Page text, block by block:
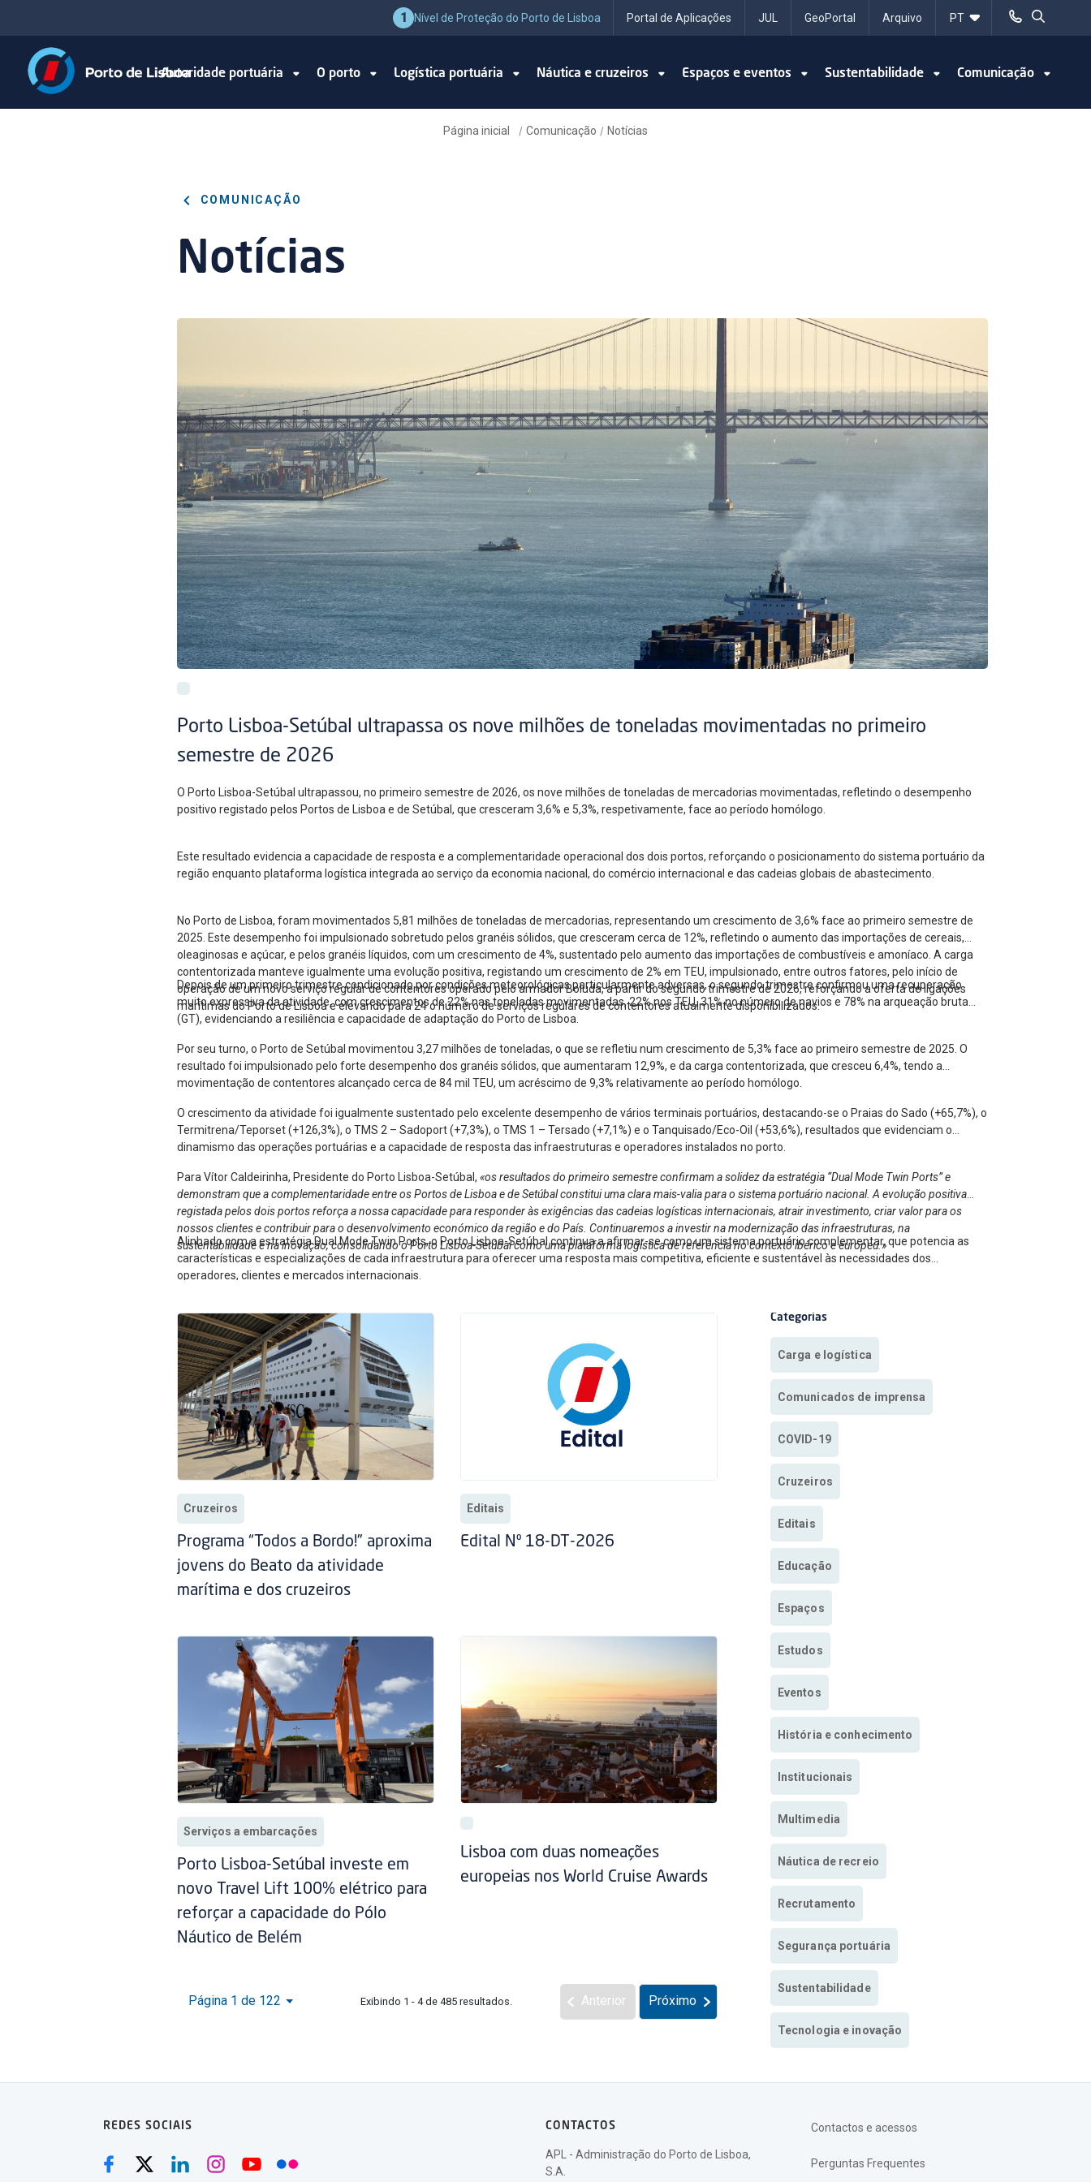
1 Nível de Proteção do Porto de Lisboa Portal de Aplicações JUL GeoPortal Arquivo
Autoridade portuária O porto Logística portuária Náutica e cruzeiros Espaços e eventos Sustentabilidade Comunicação
Página inicial / Comunicação / Notícias
COMUNICAÇÃO
Notícias
Porto Lisboa-Setúbal ultrapassa os nove milhões de toneladas movimentadas no primeiro
semestre de 2026
O Porto Lisboa-Setúbal ultrapassou, no primeiro semestre de 2026, os nove milhões de toneladas de mercadorias movimentadas, refletindo o desempenho
positivo registado pelos Portos de Lisboa e de Setúbal, que cresceram 3,6% e 5,3%, respetivamente, face ao período homólogo.
Este resultado evidencia a capacidade de resposta e a complementaridade operacional dos dois portos, reforçando o posicionamento do sistema portuário da
região enquanto plataforma logística integrada ao serviço da economia nacional, do comércio internacional e das cadeias globais de abastecimento.
No Porto de Lisboa, foram movimentados 5,81 milhões de toneladas de mercadorias, representando um crescimento de 3,6% face ao primeiro semestre de
2025. Este desempenho foi impulsionado sobretudo pelos granéis sólidos, que cresceram cerca de 12%, refletindo o aumento das importações de cereais,
oleaginosas e açúcar, e pelos granéis líquidos, com um crescimento de 4%, sustentado pelo aumento das importações de combustíveis e amoníaco. A carga
contentorizada manteve igualmente uma evolução positiva, registando um crescimento de 2% em TEU, impulsionado, entre outros fatores, pelo início de
operação de um novo serviço regular de contentores operado pelo armador Boluda, a partir do segundo trimestre de 2026, reforçando a oferta de ligações
marítimas do Porto de Lisboa e elevando para 24 o número de serviços regulares de contentores atualmente disponibilizados.
Depois de um primeiro trimestre condicionado por condições meteorológicas particularmente adversas, o segundo trimestre confirmou uma recuperação
muito expressiva da atividade, com crescimentos de 22% nas toneladas movimentadas, 22% nos TEU, 31% no número de navios e 78% na arqueação bruta
(GT), evidenciando a resiliência e capacidade de adaptação do Porto de Lisboa.
Por seu turno, o Porto de Setúbal movimentou 3,27 milhões de toneladas, o que se refletiu num crescimento de 5,3% face ao primeiro semestre de 2025. O
resultado foi impulsionado pelo forte desempenho dos granéis sólidos, que aumentaram 12,9%, e da carga contentorizada, que cresceu 6,4%, tendo a
movimentação de contentores alcançado cerca de 84 mil TEU, um acréscimo de 9,3% relativamente ao período homólogo.
O crescimento da atividade foi igualmente sustentado pelo excelente desempenho de vários terminais portuários, destacando-se o Praias do Sado (+65,7%), o
Termitrena/Teporset (+126,3%), o TMS 2 – Sadoport (+7,3%), o TMS 1 – Tersado (+7,1%) e o Tanquisado/Eco-Oil (+53,6%), resultados que evidenciam o
dinamismo das operações portuárias e a capacidade de resposta das infraestruturas e operadores instalados no porto.
Para Vítor Caldeirinha, Presidente do Porto Lisboa-Setúbal, «os resultados do primeiro semestre confirmam a solidez da estratégia “Dual Mode Twin Ports” e
demonstram que a complementaridade entre os Portos de Lisboa e de Setúbal constitui uma clara mais-valia para o sistema portuário nacional. A evolução positiva
registada pelos dois portos reforça a nossa capacidade para responder às exigências das cadeias logísticas internacionais, atrair investimento, criar valor para os
nossos clientes e contribuir para o desenvolvimento económico da região e do País. Continuaremos a investir na modernização das infraestruturas, na
sustentabilidade e na inovação, consolidando o Porto Lisboa-Setúbal como uma plataforma logística de referência no contexto ibérico e europeu.»
Alinhado com a estratégia Dual Mode Twin Ports, o Porto Lisboa-Setúbal continua a afirmar-se como um sistema portuário complementar, que potencia as
características e especializações de cada infraestrutura para oferecer uma resposta mais competitiva, eficiente e sustentável às necessidades dos
operadores, clientes e mercados internacionais.
Cruzeiros
Programa “Todos a Bordo!” aproxima
jovens do Beato da atividade
marítima e dos cruzeiros
Editais
Edital Nº 18-DT-2026
Serviços a embarcações
Porto Lisboa-Setúbal investe em
novo Travel Lift 100% elétrico para
reforçar a capacidade do Pólo
Náutico de Belém
Lisboa com duas nomeações
europeias nos World Cruise Awards
Página 1 de 122 Exibindo 1 - 4 de 485 resultados. Anterior Próximo
Categorias
Carga e logística
Comunicados de imprensa
COVID-19
Cruzeiros
Editais
Educação
Espaços
Estudos
Eventos
História e conhecimento
Institucionais
Multimedia
Náutica de recreio
Recrutamento
Segurança portuária
Sustentabilidade
Tecnologia e inovação
REDES SOCIAIS CONTACTOS
APL - Administração do Porto de Lisboa,
S.A.
Contactos e acessos
Perguntas Frequentes